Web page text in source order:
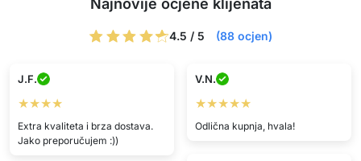
Najnovije ocjene klijenata
4.5 / 5 (88 ocjen)
J.F.
★★★★
Extra kvaliteta i brza dostava.
Jako preporučujem :))
V.N.
★★★★★
Odlična kupnja, hvala!